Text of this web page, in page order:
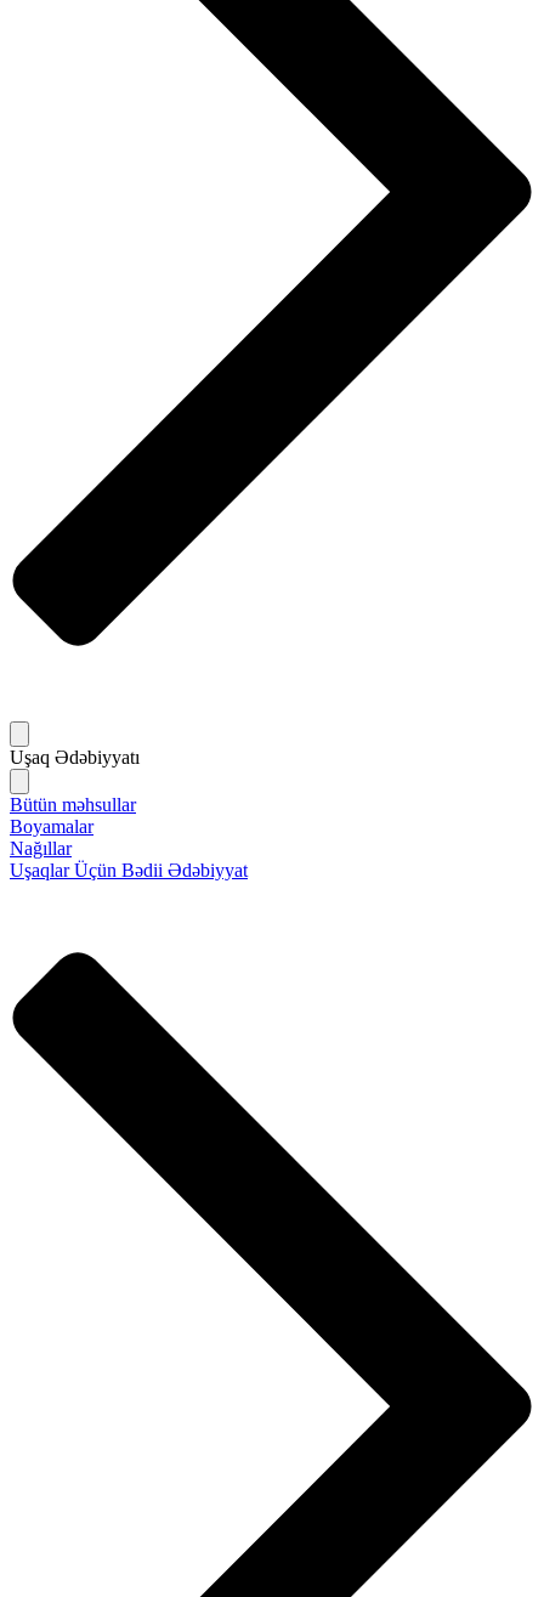
Uşaq Ədəbiyyatı
Bütün məhsullar
Boyamalar
Nağıllar
Uşaqlar Üçün Bədii Ədəbiyyat